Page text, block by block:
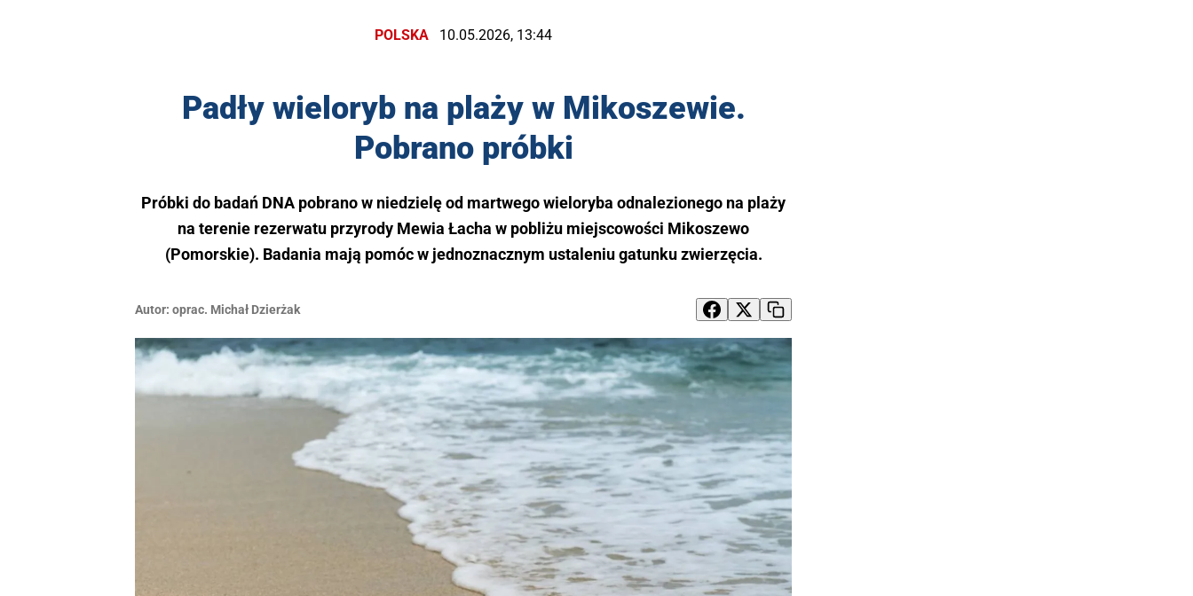
POLSKA 10.05.2026, 13:44
Padły wieloryb na plaży w Mikoszewie.
Pobrano próbki
Próbki do badań DNA pobrano w niedzielę od martwego wieloryba odnalezionego na plaży
na terenie rezerwatu przyrody Mewia Łacha w pobliżu miejscowości Mikoszewo
(Pomorskie). Badania mają pomóc w jednoznacznym ustaleniu gatunku zwierzęcia.
Autor: oprac. Michał Dzierżak